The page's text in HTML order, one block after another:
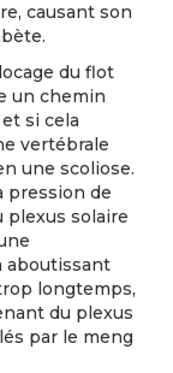
causant son
du flot
un chemin
si cela
vertébrale
une scoliose.
pression de
plexus solaire
aboutissant
longtemps,
du plexus
par le meng